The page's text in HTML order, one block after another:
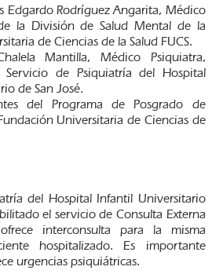
Edgardo Rodríguez Angarita, Médico
la División de Salud Mental de la
de Ciencias de la Salud FUCS.
Mantilla, Médico Psiquiatra,
Servicio de Psiquiatría del Hospital
de San José.
del Programa de Posgrado de
Universitaria de Ciencias de
del Hospital Infantil Universitario
el servicio de Consulta Externa
interconsulta para la misma
hospitalizado. Es importante
urgencias psiquiátricas.